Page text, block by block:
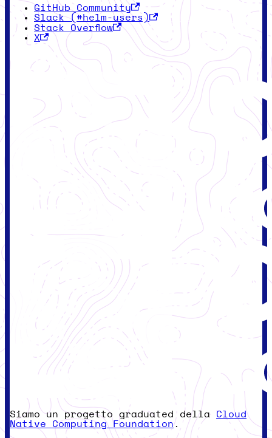
GitHub Community
Slack (#helm-users)
Stack Overflow
X
Siamo un progetto graduated della Cloud
Native Computing Foundation.